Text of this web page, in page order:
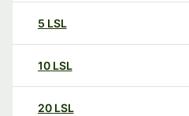
5 LSL
10 LSL
20 LSL